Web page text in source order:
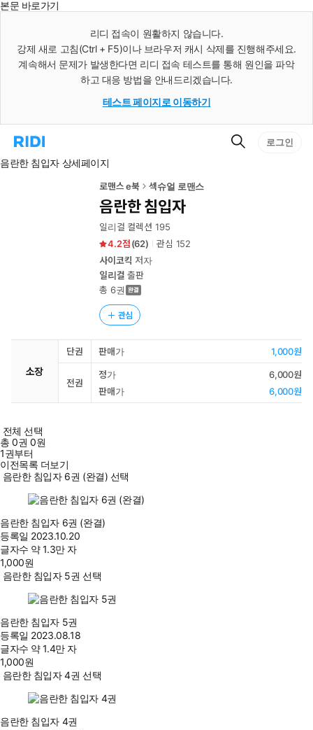
본문 바로가기
리디 접속이 원활하지 않습니다.
강제 새로 고침(Ctrl + F5)이나 브라우저 캐시 삭제를 진행해주세요.
계속해서 문제가 발생한다면 리디 접속 테스트를 통해 원인을 파악
하고 대응 방법을 안내드리겠습니다.
테스트 페이지로 이동하기
리
홈
검
로그인
음란한 침입자 상세페이지
로맨스 e북 섹슈얼 로맨스
음란한 침입자
일리걸 컬렉션 195
4.2
(62) 관심 152
사이코킥 저자
일리걸 출판
총 6권
관심
소장
단권 판매가 1,000원
전권
정가
6,000원
판매가
6,000원
전체 선택
총0권 0원
1권부터
이전목록 더보기
음란한 침입자 6권 (완결) 선택
음란한 침입자 6권 (완결)
등록일 2023.10.20
글자수 약 1.3만 자
1,000원
음란한 침입자 5권 선택
음란한 침입자 5권
등록일 2023.08.18
글자수 약 1.4만 자
1,000원
음란한 침입자 4권 선택
음란한 침입자 4권